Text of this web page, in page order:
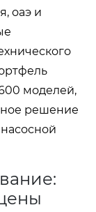
оаэ и
моделей,
решение